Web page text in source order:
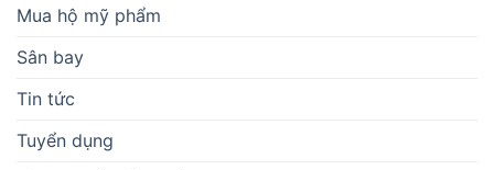
Mua hộ mỹ phẩm
Sân bay
Tin tức
Tuyển dụng